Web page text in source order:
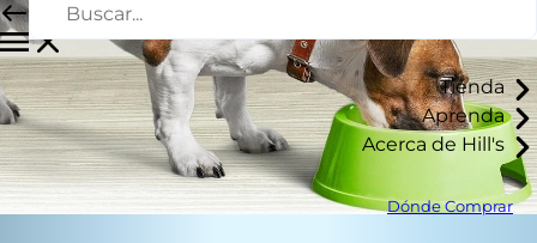
Tienda
Aprenda
Acerca de Hill's
Dónde Comprar